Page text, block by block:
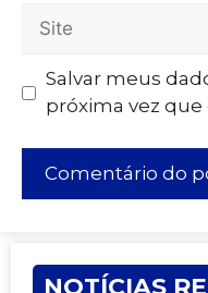
Salvar meus
próxima vez
NOTÍCIAS